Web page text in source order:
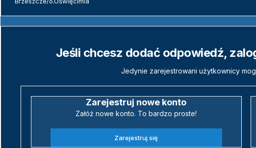
Jeśli chcesz dodać odpowiedź,
Jedynie zarejestrowani użytkownicy
Zarejestruj nowe konto
Załóż nowe konto. To bardzo proste!
Zarejestruj się